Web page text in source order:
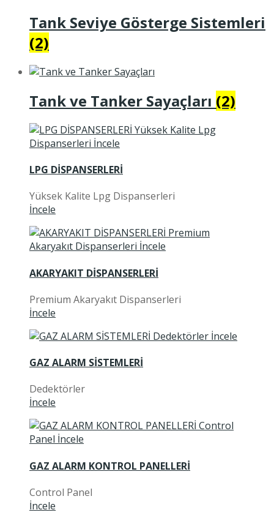
Tank Seviye Gösterge Sistemleri
(2)
Tank ve Tanker Sayaçları (2)
LPG DİSPANSERLERİ
Yüksek Kalite Lpg Dispanserleri
İncele
AKARYAKIT DİSPANSERLERİ
Premium Akaryakıt Dispanserleri
İncele
GAZ ALARM SİSTEMLERİ
Dedektörler
İncele
GAZ ALARM KONTROL PANELLERİ
Control Panel
İncele